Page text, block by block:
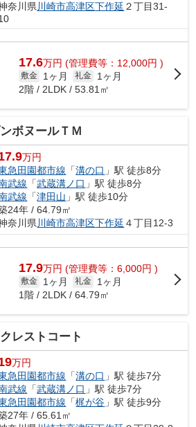
奈川県川崎市高津区下作延 ２丁目31-
17.6万円 (管理費等：12,000円 )
敷金 1ヶ月 礼金
1ヶ月
2階 / 2LDK / 53.81㎡
ボヌールＴＭ
万円
急田園都市線 「溝の口 」駅 徒歩8分
武線 「武蔵溝ノ口 」駅 徒歩8分
武線 「津田山 」駅 徒歩10分
24年 / 64.79㎡
奈川県 川崎市高津区下作延 ４丁目12-3
17.9万円 (管理費等：6,000円 )
敷金 1ヶ月 礼金
1ヶ月
1階 / 2LDK / 64.79㎡
レストコート
万円
急田園都市線 「溝の口 」駅 徒歩7分
武線 「武蔵溝ノ口 」駅 徒歩7分
急田園都市線 「梶が谷 」駅 徒歩9分
27年 / 65.61㎡